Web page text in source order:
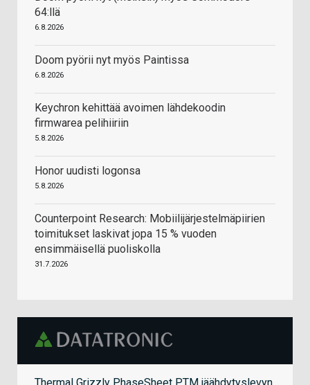
64:llä
6.8.2026
Doom pyörii nyt myös Paintissa
6.8.2026
Keychron kehittää avoimen lähdekoodin
firmwarea pelihiiriin
5.8.2026
Honor uudisti logonsa
5.8.2026
Counterpoint Research: Mobiilijärjestelmäpiirien
toimitukset laskivat jopa 15 % vuoden
ensimmäisellä puoliskolla
31.7.2026